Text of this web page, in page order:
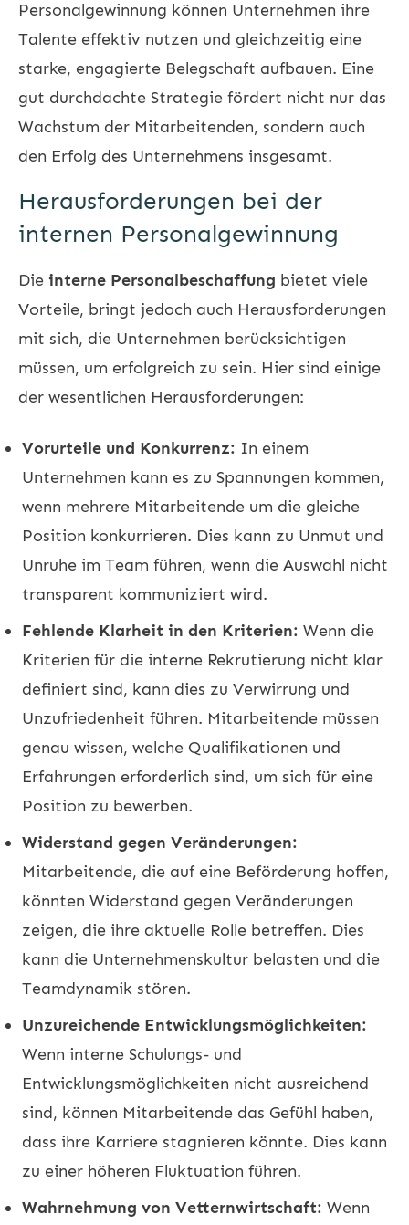
Personalgewinnung können Unternehmen ihre
Talente effektiv nutzen und gleichzeitig eine
starke, engagierte Belegschaft aufbauen. Eine
gut durchdachte Strategie fördert nicht nur das
Wachstum der Mitarbeitenden, sondern auch
den Erfolg des Unternehmens insgesamt.
Herausforderungen bei der
internen Personalgewinnung
Die interne Personalbeschaffung bietet viele
Vorteile, bringt jedoch auch Herausforderungen
mit sich, die Unternehmen berücksichtigen
müssen, um erfolgreich zu sein. Hier sind einige
der wesentlichen Herausforderungen:
Vorurteile und Konkurrenz: In einem
Unternehmen kann es zu Spannungen kommen,
wenn mehrere Mitarbeitende um die gleiche
Position konkurrieren. Dies kann zu Unmut und
Unruhe im Team führen, wenn die Auswahl nicht
transparent kommuniziert wird.
Fehlende Klarheit in den Kriterien: Wenn die
Kriterien für die interne Rekrutierung nicht klar
definiert sind, kann dies zu Verwirrung und
Unzufriedenheit führen. Mitarbeitende müssen
genau wissen, welche Qualifikationen und
Erfahrungen erforderlich sind, um sich für eine
Position zu bewerben.
Widerstand gegen Veränderungen:
Mitarbeitende, die auf eine Beförderung hoffen,
könnten Widerstand gegen Veränderungen
zeigen, die ihre aktuelle Rolle betreffen. Dies
kann die Unternehmenskultur belasten und die
Teamdynamik stören.
Unzureichende Entwicklungsmöglichkeiten:
Wenn interne Schulungs- und
Entwicklungsmöglichkeiten nicht ausreichend
sind, können Mitarbeitende das Gefühl haben,
dass ihre Karriere stagnieren könnte. Dies kann
zu einer höheren Fluktuation führen.
Wahrnehmung von Vetternwirtschaft: Wenn